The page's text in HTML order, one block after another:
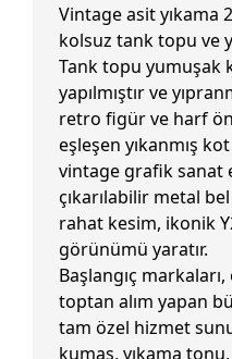
Vintage asit yıkama
kolsuz tank topu ve
Tank topu yumuşak
yapılmıştır ve
retro figür ve harf
eşleşen yıkanmış
vintage grafik sanat
çıkarılabilir metal
rahat kesim, ikonik
görünümü yaratır.
Başlangıç
toptan alım yapan
tam özel hizmet
kumaş, yıkama